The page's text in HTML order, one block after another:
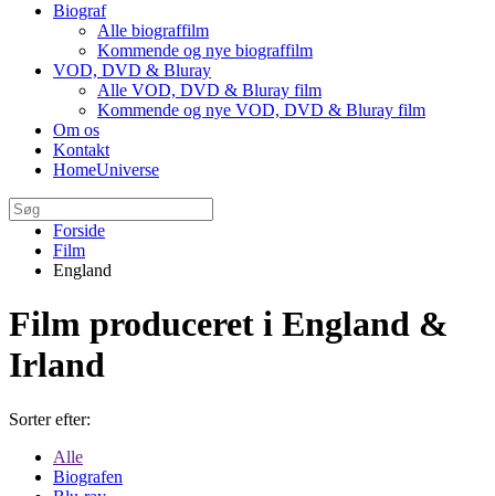
Biograf
Alle biograffilm
Kommende og nye biograffilm
VOD, DVD & Bluray
Alle VOD, DVD & Bluray film
Kommende og nye VOD, DVD & Bluray film
Om os
Kontakt
HomeUniverse
Forside
Film
England
Film produceret i England &
Irland
Sorter efter:
Alle
Biografen